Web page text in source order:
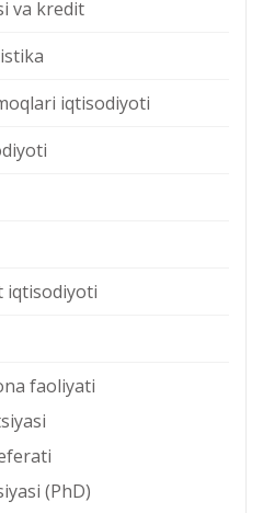
va kredit
iqtisodiyoti
iqtisodiyoti
faoliyati
(PhD)